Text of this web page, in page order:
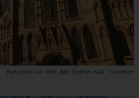
Kathedrale von York, Bild: Stephen Kidd – Unsplash